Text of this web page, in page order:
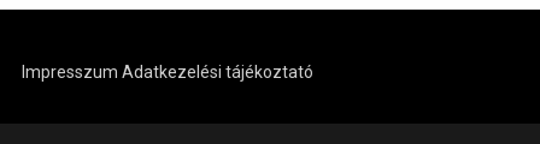
Impresszum Adatkezelési tájékoztató